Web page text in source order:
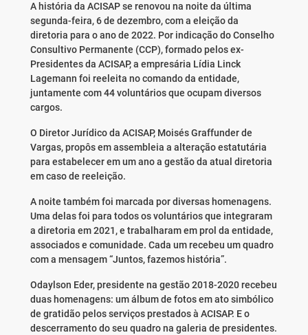
A história da ACISAP se renovou na noite da última
segunda-feira, 6 de dezembro, com a eleição da
diretoria para o ano de 2022. Por indicação do Conselho
Consultivo Permanente (CCP), formado pelos ex-
Presidentes da ACISAP, a empresária Lídia Linck
Lagemann foi reeleita no comando da entidade,
juntamente com 44 voluntários que ocupam diversos
cargos.
O Diretor Jurídico da ACISAP, Moisés Graffunder de
Vargas, propôs em assembleia a alteração estatutária
para estabelecer em um ano a gestão da atual diretoria
em caso de reeleição.
A noite também foi marcada por diversas homenagens.
Uma delas foi para todos os voluntários que integraram
a diretoria em 2021, e trabalharam em prol da entidade,
associados e comunidade. Cada um recebeu um quadro
com a mensagem “Juntos, fazemos história”.
Odaylson Eder, presidente na gestão 2018-2020 recebeu
duas homenagens: um álbum de fotos em ato simbólico
de gratidão pelos serviços prestados à ACISAP. E o
descerramento do seu quadro na galeria de presidentes.